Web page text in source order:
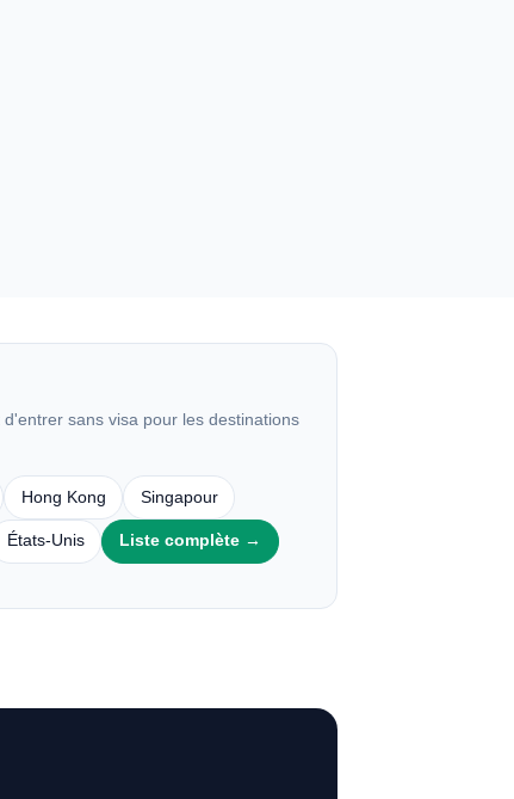
sans visa pour les destinations
Hong Kong Singapour
États-Unis Liste complète →